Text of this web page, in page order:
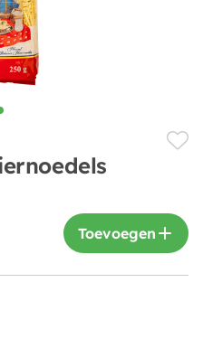
Toevoegen